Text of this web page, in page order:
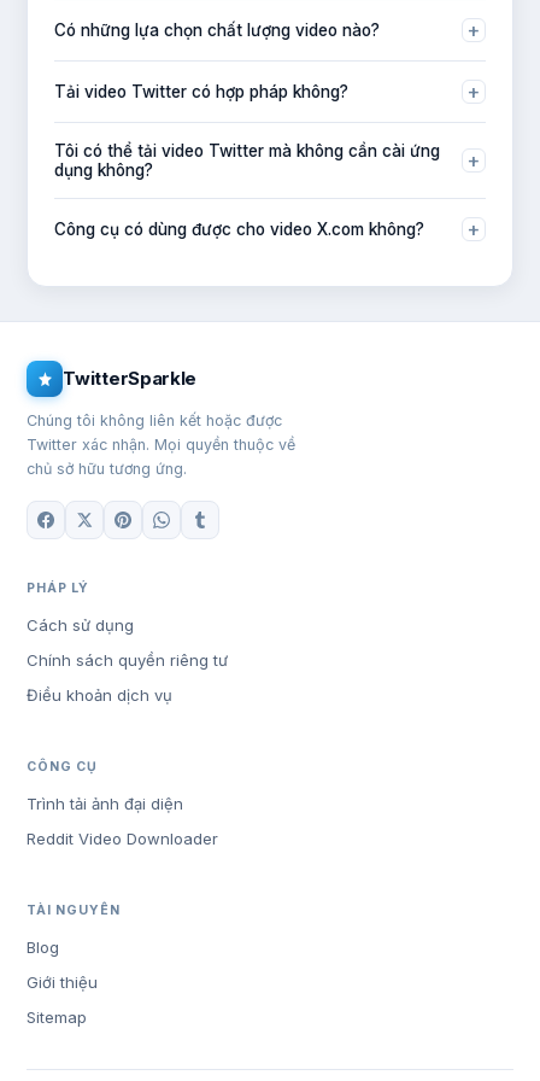
dạng tệp MP4 trên thiết bị của bạn.
Có những lựa chọn chất lượng video nào? +
lượng mà tweet gốc hỗ trợ.
Tải video Twitter có hợp pháp không? +
phối lại nội dung có bản quyền khi chưa được phép thì
không. Luôn tôn trọng quyền của người sáng tạo gốc.
Tôi có thể tải video Twitter mà không cần cài ứng
dụng không?
+
duyệt. Không cần cài ứng dụng.
Công cụ có dùng được cho video X.com không? +
TwitterSparkle
Chúng tôi không liên kết hoặc được
Twitter xác nhận. Mọi quyền thuộc về
chủ sở hữu tương ứng.
PHÁP LÝ
Cách sử dụng
Chính sách quyền riêng tư
Điều khoản dịch vụ
CÔNG CỤ
Trình tải ảnh đại diện
Reddit Video Downloader
TÀI NGUYÊN
Blog
Giới thiệu
Sitemap